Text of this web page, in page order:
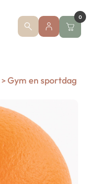
0
> Gym en sportdag